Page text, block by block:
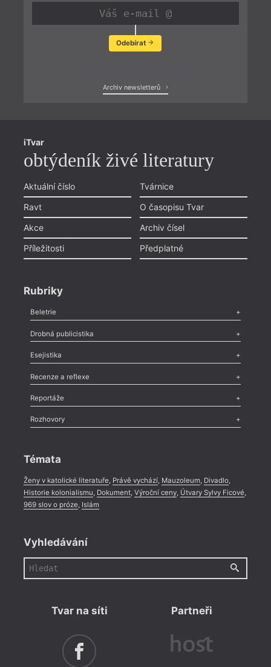
Odebírat
Archiv newsletterů
iTvar
obtýdeník živé literatury
Aktuální číslo
Ravt
Akce
Příležitosti
Tvárnice
O časopisu Tvar
Archiv čísel
Předplatné
Rubriky
Beletrie
Poezie,Próza,Dokumenty
Drobná publicistika
Odlesk
Nekrolog,Glosa,Sloupek,Pozvánka,Literární soutěž,
Esejistika
Esej , Pádlo,Úvaha
Recenze a reflexe
Recenze
Méně slov o próze,Celá rubrika
Reportáže
Literární zítřky
Celá rubrika
Rozhovory
Témata
Ženy v katolické literatuře, Právě vychází, Mauzoleum, Divadlo,
Historie kolonialismu, Dokument, Výroční ceny, Útvary Sylvy Ficové,
969 slov o próze, Islám
Vyhledávání
Tvar na síti Partneři